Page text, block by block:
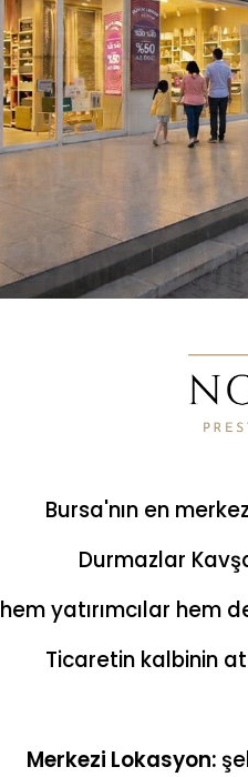
Bursa'nın en
Durmazlar
hem yatırımcılar hem
Ticaretin kalbinin
Merkezi Lokasyon: